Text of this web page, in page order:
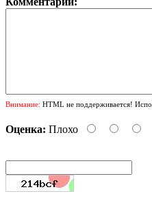
Внимание: HTML не поддерживается!
Оценка: Плохо